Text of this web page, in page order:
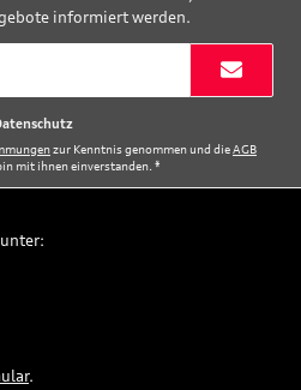
informiert werden.
zur Kenntnis genommen und dieAGB
mit ihnen einverstanden.*
.